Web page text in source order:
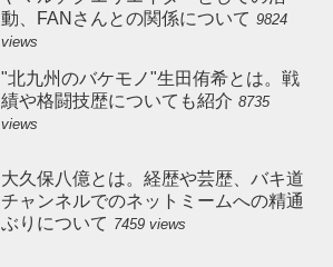
動、FANさんとの関係について 9824
views
"北九州のバケモノ"生田侑希とは。戦
績や格闘技歴についても紹介 8735
views
大久保八億とは。経歴や芸歴、バキ道
チャンネルでのネットミームへの精通
ぶりについて 7459 views